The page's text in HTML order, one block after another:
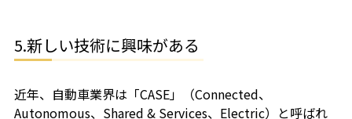
5.新しい技術に興味がある
近年、自動車業界は「CASE」（Connected、
Autonomous、Shared & Services、Electric）と呼ばれ